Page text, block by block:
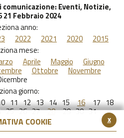
x
COOKIE
comunicazione: Eventi, Notizie,
21 Febbraio 2024
anno:
2022 2021 2020
2015
mese:
Aprile Maggio Giugno
Ottobre Novembre
giorno:
11 12 13 14 15 16 17 18
25 26 27 28 29 30 31